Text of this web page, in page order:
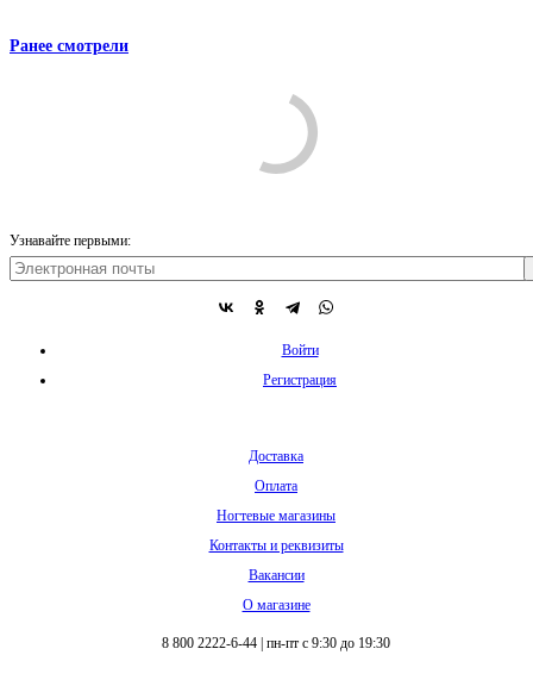
Ранее смотрели
Узнавайте первыми:
Войти
Регистрация
Доставка
Оплата
Ногтевые магазины
Контакты и реквизиты
Вакансии
О магазине
8 800 2222-6-44 пн-пт с 9:30 до 19:30